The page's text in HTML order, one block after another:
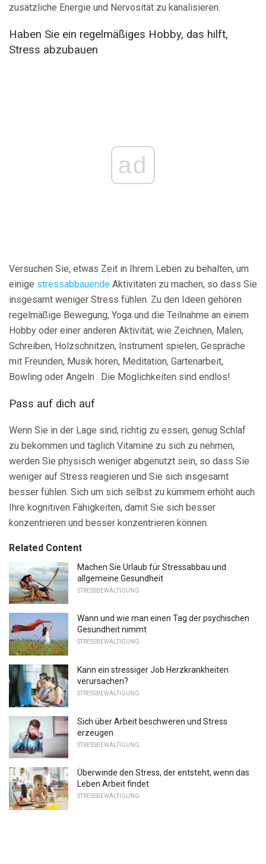
zusätzliche Energie und Nervosität zu kanalisieren.
Haben Sie ein regelmäßiges Hobby, das hilft,
Stress abzubauen
ad
Versuchen Sie, etwas Zeit in Ihrem Leben zu behalten, um
einige stressabbauende Aktivitäten zu machen, so dass Sie
insgesamt weniger Stress fühlen. Zu den Ideen gehören
regelmäßige Bewegung, Yoga und die Teilnahme an einem
Hobby oder einer anderen Aktivität, wie Zeichnen, Malen,
Schreiben, Holzschnitzen, Instrument spielen, Gespräche
mit Freunden, Musik hören, Meditation, Gartenarbeit,
Bowling oder Angeln . Die Möglichkeiten sind endlos!
Pass auf dich auf
Wenn Sie in der Lage sind, richtig zu essen, genug Schlaf
zu bekommen und täglich Vitamine zu sich zu nehmen,
werden Sie physisch weniger abgenutzt sein, so dass Sie
weniger auf Stress reagieren und Sie sich insgesamt
besser fühlen. Sich um sich selbst zu kümmern erhöht auch
Ihre kognitiven Fähigkeiten, damit Sie sich besser
konzentrieren und besser konzentrieren können.
Related Content
Machen Sie Urlaub für Stressabbau und
allgemeine Gesundheit
STRESSBEWÄLTIGUNG
Wann und wie man einen Tag der psychischen
Gesundheit nimmt
STRESSBEWÄLTIGUNG
Kann ein stressiger Job Herzkrankheiten
verursachen?
STRESSBEWÄLTIGUNG
Sich über Arbeit beschweren und Stress
erzeugen
STRESSBEWÄLTIGUNG
Überwinde den Stress, der entsteht, wenn das
Leben Arbeit findet
STRESSBEWÄLTIGUNG